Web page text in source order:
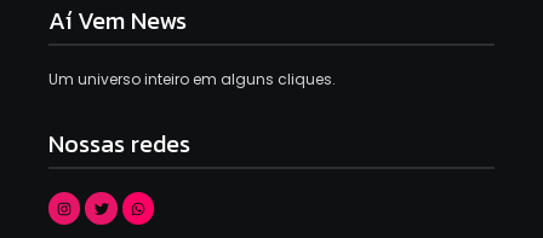
Aí Vem News
Um universo inteiro em alguns cliques.
Nossas redes